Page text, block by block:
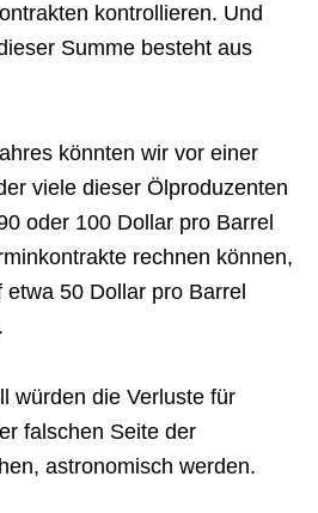
kontrollieren. Und
Summe besteht aus
könnten wir vor einer
viele dieser Ölproduzenten
oder 100 Dollar pro Barrel
rechnen können,
50 Dollar pro Barrel
würden die Verluste für
falschen Seite der
astronomisch werden.